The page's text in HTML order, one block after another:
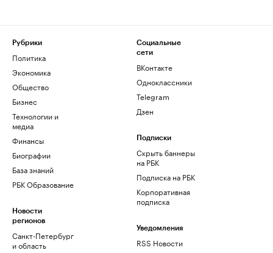
Рубрики
Политика
Экономика
Общество
Бизнес
Технологии и
медиа
Финансы
Биографии
База знаний
РБК Образование
Новости
регионов
Санкт-Петербург
и область
Социальные
сети
ВКонтакте
Одноклассники
Telegram
Дзен
Подписки
Скрыть баннеры
на РБК
Подписка на РБК
Корпоративная
подписка
Уведомления
RSS Новости